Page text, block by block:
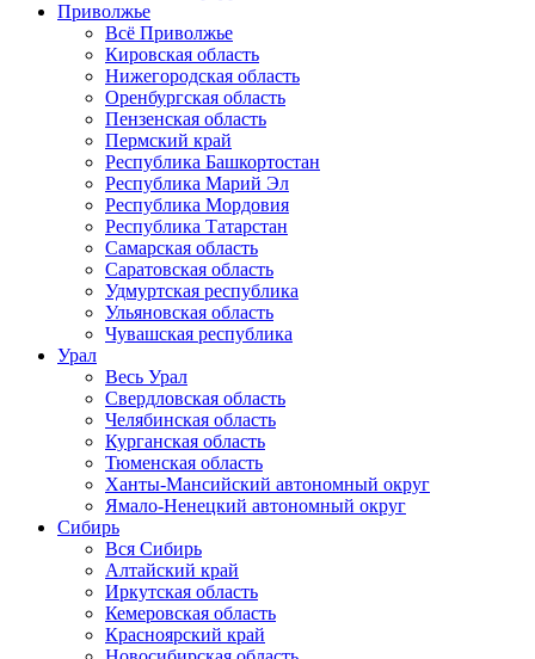
Приволжье
Всё Приволжье
Кировская область
Нижегородская область
Оренбургская область
Пензенская область
Пермский край
Республика Башкортостан
Республика Марий Эл
Республика Мордовия
Республика Татарстан
Самарская область
Саратовская область
Удмуртская республика
Ульяновская область
Чувашская республика
Урал
Весь Урал
Свердловская область
Челябинская область
Курганская область
Тюменская область
Ханты-Мансийский автономный округ
Ямало-Ненецкий автономный округ
Сибирь
Вся Сибирь
Алтайский край
Иркутская область
Кемеровская область
Красноярский край